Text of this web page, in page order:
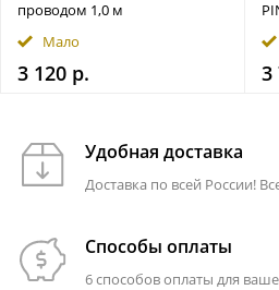
проводом 1,0 м
Мало
3 120 р. 3
Удобная доставка
Доставка по всей России!
Способы оплаты
6 способов оплаты для